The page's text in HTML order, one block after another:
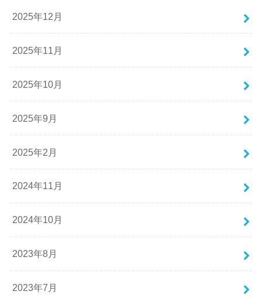
2025年12月
2025年11月
2025年10月
2025年9月
2025年2月
2024年11月
2024年10月
2023年8月
2023年7月